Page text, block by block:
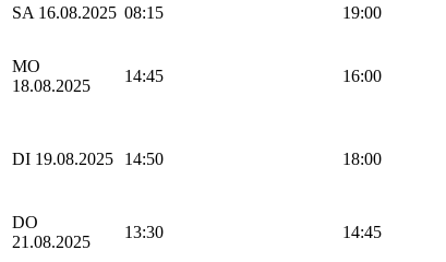
SA 16.08.2025 08:15 19:00
MO
18.08.2025
14:45 16:00
DI 19.08.2025 14:50 18:00
DO
21.08.2025
13:30 14:45